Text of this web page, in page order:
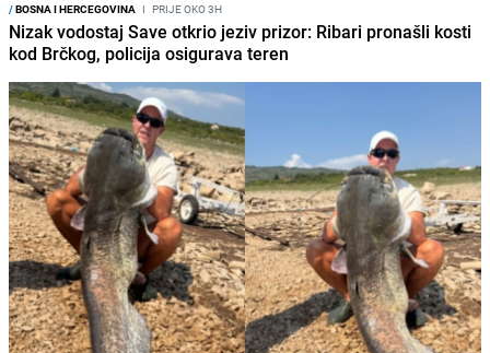
/BOSNA I HERCEGOVINA I PRIJE OKO 3H
Nizak vodostaj Save otkrio jeziv prizor: Ribari pronašli kosti
kod Brčkog, policija osigurava teren